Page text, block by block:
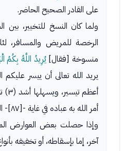
على القادر الصحيح الحاضر.
ولما كان النسخ للتخيير، بين
الرخصة للمريض والمسافر،
منسوخة [فقال]يُرِيدُ اللَّهُ بِكُمُ
يريد الله تعالى أن ييسر
أمر الله به عباده في غاية -[٨٧]- السهولة في أصله.
وإذا حصلت بعض العوارض
آخر، إما بإسقاطه، أو تخفيفه